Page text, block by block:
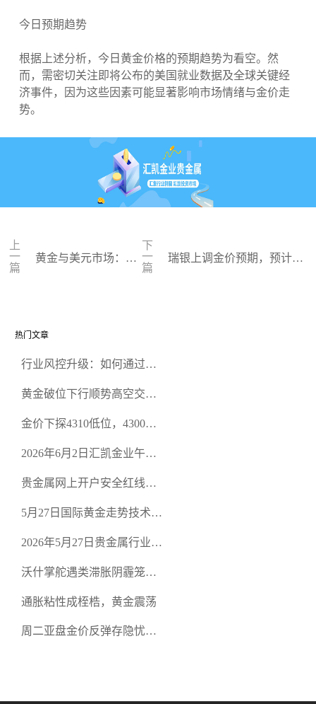
今日预期趋势
根据上述分析，今日黄金价格的预期趋势为看空。然
而，需密切关注即将公布的美国就业数据及全球关键经
济事件，因为这些因素可能显著影响市场情绪与金价走
势。
上
一
篇
黄金与美元市场：一
下
一
篇
瑞银上调金价预期，预计20
热门文章
行业风控升级：如何通过正
规黄金开户交易平台？
黄金破位下行顺势高空交易
金价下探4310低位，4300关
2026年6月2日汇凯金业午盘
空头清算算法如何布防？
贵金属网上开户安全红线：
恶意洗盘陷阱
5月27日国际黄金走势技术盘
规黄金平台全方位行情解析
2026年5月27日贵金属行业新
正规贵金属开户平台迎开户
热潮
沃什掌舵遇类滞胀阴霾笼
通胀粘性成桎梏，黄金震荡
周二亚盘金价反弹存隐忧，